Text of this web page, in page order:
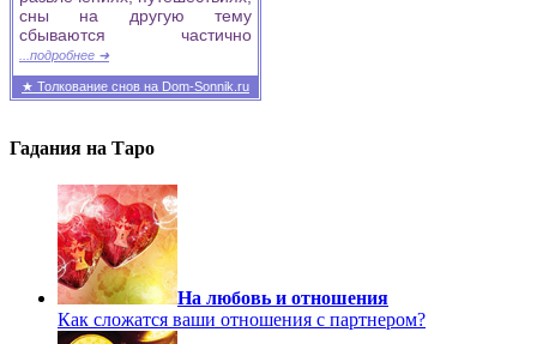
сны на другую тему
сбываются частично
...подробнее ➜
★ Толкование снов на Dom-Sonnik.ru
Гадания на Таро
На любовь и отношения
Как сложатся ваши отношения с партнером?